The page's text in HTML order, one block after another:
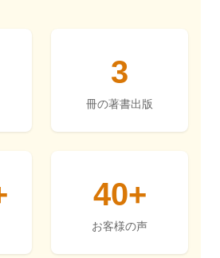
3
冊の著書出版
40+
お客様の声